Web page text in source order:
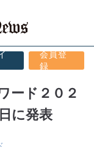
会員登
録
ード２０２
に発表